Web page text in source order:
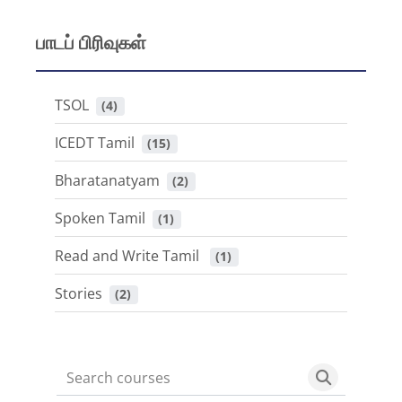
பாடப் பிரிவுகள்
TSOL (4)
ICEDT Tamil (15)
Bharatanatyam (2)
Spoken Tamil (1)
Read and Write Tamil (1)
Stories (2)
Search courses